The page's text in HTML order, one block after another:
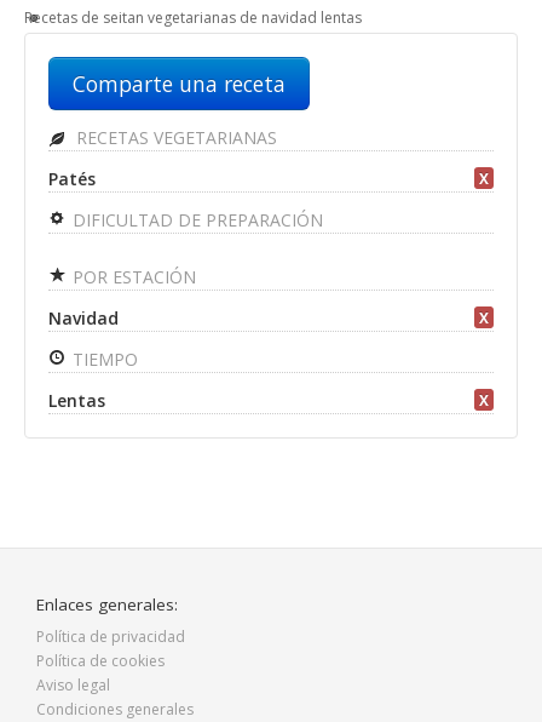
Recetas de seitan vegetarianas de navidad lentas
Comparte una receta
RECETAS VEGETARIANAS
Patés
X
DIFICULTAD DE PREPARACIÓN
POR ESTACIÓN
Navidad
X
TIEMPO
Lentas
X
Enlaces generales:
Política de privacidad
Política de cookies
Aviso legal
Condiciones generales